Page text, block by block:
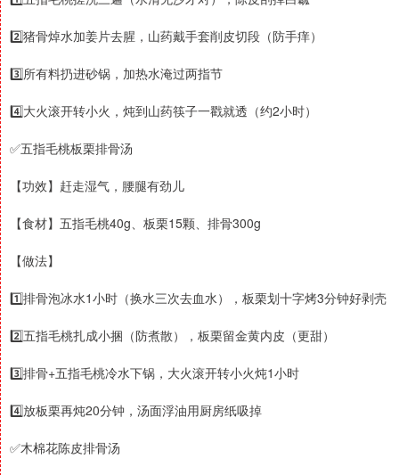
2️⃣猪骨焯水加姜片去腥，山药戴手套削皮切段（防手痒）
3️⃣所有料扔进砂锅，加热水淹过两指节
4️⃣大火滚开转小火，炖到山药筷子一戳就透（约2小时）
✅五指毛桃板栗排骨汤
【功效】赶走湿气，腰腿有劲儿
【食材】五指毛桃40g、板栗15颗、排骨300g
【做法】
1️⃣排骨泡冰水1小时（换水三次去血水），板栗划十字烤3分钟好剥壳
2️⃣五指毛桃扎成小捆（防煮散），板栗留金黄内皮（更甜）
3️⃣排骨+五指毛桃冷水下锅，大火滚开转小火炖1小时
4️⃣放板栗再炖20分钟，汤面浮油用厨房纸吸掉
✅木棉花陈皮排骨汤